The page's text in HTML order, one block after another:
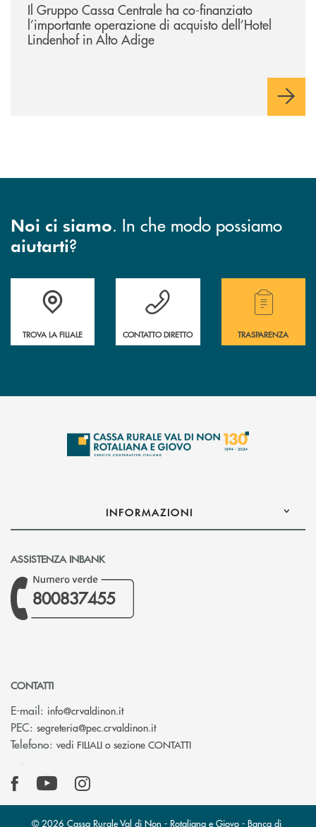
Il Gruppo Cassa Centrale ha co-finanziato
l’importante operazione di acquisto dell’Hotel
Lindenhof in Alto Adige
Noi ci siamo. In che modo possiamo
aiutarti?
Accedi all' elenco completo di indirizzo, telefono e mail delle nostre
TROVA LA FILIALE
Hai bisogno di assistenza immediata?
CONTATTO DIRETTO
Hai bisogno di
TRASPARENZA
INFORMAZIONI
ASSISTENZA INBANK
800837455
CONTATTI
E-mail: info@crvaldinon.it(si apre l’app di posta elettronica)
PEC: segreteria@pec.crvaldinon.it(si apre l’app di posta
Telefono: vedi FILIALI o sezione CONTATTI
© 2026 Cassa Rurale Val di Non - Rotaliana e Giovo - Banca di